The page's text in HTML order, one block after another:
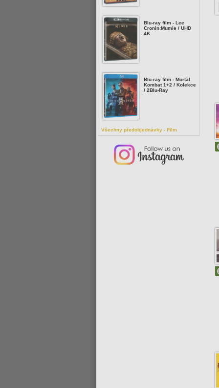
Blu-ray film - Lee
Cronin:Mumie / UHD
4K
Blu-ray film - Mortal
Kombat 1+2 / Kolekce
/ 2Blu-Ray
Všechny předobjednávky - Film